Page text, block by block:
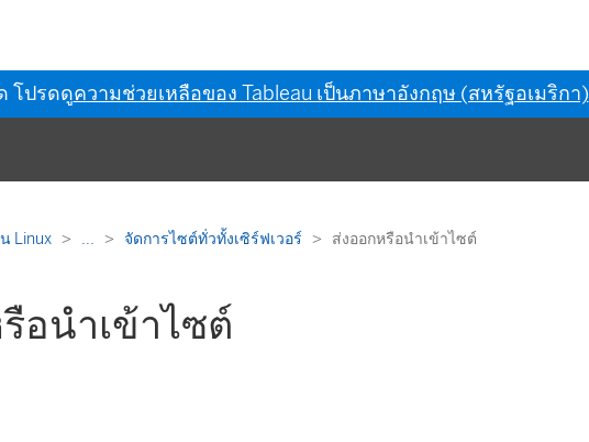
โปรดดูความช่วยเหลือของ Tableau เป็นภาษาอังกฤษ (สหรัฐอเมริกา)
Linux ... จัดการไซต์ทั่วทั้งเซิร์ฟเวอร์ ส่งออกหรือนำเข้าไซต์
อนำเข้าไซต์